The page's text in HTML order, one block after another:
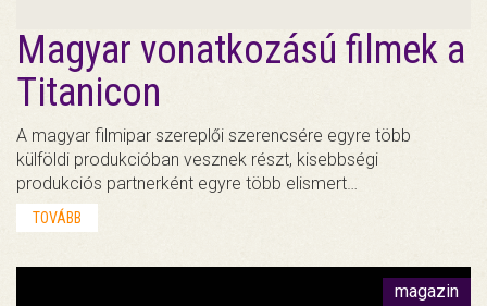
Magyar vonatkozású filmek a
Titanicon
A magyar filmipar szereplői szerencsére egyre több
külföldi produkcióban vesznek részt, kisebbségi
produkciós partnerként egyre több elismert…
TOVÁBB
magazin